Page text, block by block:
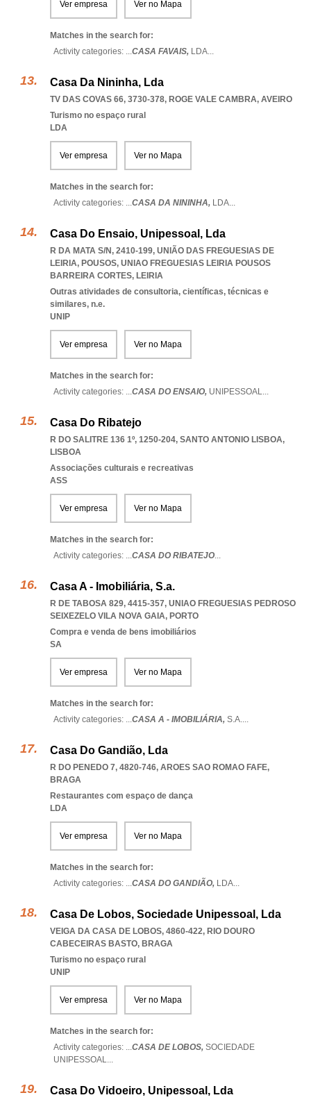
Ver empresa Ver no Mapa
Matches in the search for:
Activity categories: ...CASA FAVAIS, LDA...
Casa Da Nininha, Lda
TV DAS COVAS 66, 3730-378, ROGE VALE CAMBRA, AVEIRO
Turismo no espaço rural
LDA
Ver empresa Ver no Mapa
Matches in the search for:
Activity categories: ...CASA DA NININHA, LDA...
Casa Do Ensaio, Unipessoal, Lda
R DA MATA S/N, 2410-199, UNIÃO DAS FREGUESIAS DE
LEIRIA, POUSOS, UNIAO FREGUESIAS LEIRIA POUSOS
BARREIRA CORTES, LEIRIA
Outras atividades de consultoria, científicas, técnicas e
similares, n.e.
UNIP
Ver empresa Ver no Mapa
Matches in the search for:
Activity categories: ...CASA DO ENSAIO, UNIPESSOAL...
Casa Do Ribatejo
R DO SALITRE 136 1º, 1250-204, SANTO ANTONIO LISBOA,
LISBOA
Associações culturais e recreativas
ASS
Ver empresa Ver no Mapa
Matches in the search for:
Activity categories: ...CASA DO RIBATEJO...
Casa A - Imobiliária, S.a.
R DE TABOSA 829, 4415-357, UNIAO FREGUESIAS PEDROSO
SEIXEZELO VILA NOVA GAIA, PORTO
Compra e venda de bens imobiliários
SA
Ver empresa Ver no Mapa
Matches in the search for:
Activity categories: ...CASA A - IMOBILIÁRIA, S.A....
Casa Do Gandião, Lda
R DO PENEDO 7, 4820-746, AROES SAO ROMAO FAFE,
BRAGA
Restaurantes com espaço de dança
LDA
Ver empresa Ver no Mapa
Matches in the search for:
Activity categories: ...CASA DO GANDIÃO, LDA...
Casa De Lobos, Sociedade Unipessoal, Lda
VEIGA DA CASA DE LOBOS, 4860-422, RIO DOURO
CABECEIRAS BASTO, BRAGA
Turismo no espaço rural
UNIP
Ver empresa Ver no Mapa
Matches in the search for:
Activity categories: ...CASA DE LOBOS, SOCIEDADE
UNIPESSOAL...
Casa Do Vidoeiro, Unipessoal, Lda